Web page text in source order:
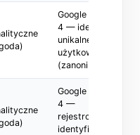
Google Analytics
4 — identyfikacja
unikalnego
użytkownika
(zanonimizowana)
Google Analytics
4 —
rejestrowanie
identyfikatora